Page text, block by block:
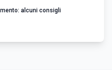
alcuni consigli